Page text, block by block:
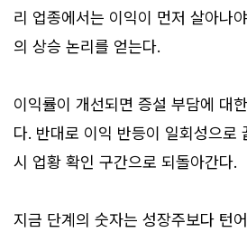
리 업종에서는 이익이 먼저 살아나
의 상승 논리를 얻는다.
이익률이 개선되면 증설 부담에 대
다. 반대로 이익 반등이 일회성으로
시 업황 확인 구간으로 되돌아간다.
지금 단계의 숫자는 성장주보다 턴